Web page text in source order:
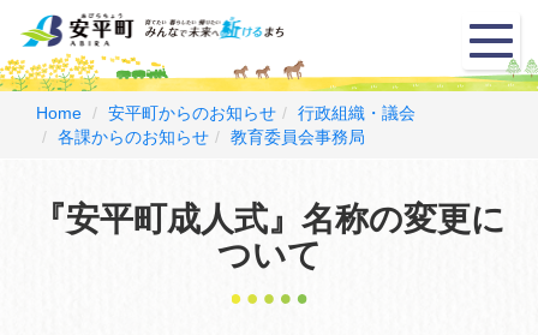
メ
ニ
ュ
Home 安平町からのお知らせ
行政組織・議会
各課からのお知らせ
教育委員会事務局
『安平町成人式』名称の変更に
ついて